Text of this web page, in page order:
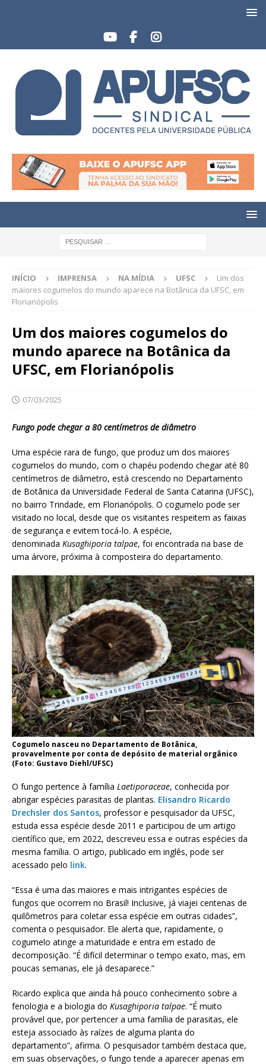
INÍCIO IMPRENSA NA MÍDIA UFSC
Um dos
maiores cogumelos do mundo aparece na Botânica da UFSC, em
Florianópolis
Um dos maiores cogumelos do
mundo aparece na Botânica da
UFSC, em Florianópolis
07/03/2025
Fungo pode chegar a 80 centímetros de diâmetro
Uma espécie rara de fungo, que produz um dos maiores
cogumelos do mundo, com o chapéu podendo chegar até 80
centímetros de diâmetro, está crescendo no Departamento
de Botânica da Universidade Federal de Santa Catarina (UFSC),
no bairro Trindade, em Florianópolis. O cogumelo pode ser
visitado no local, desde que os visitantes respeitem as faixas
de segurança e evitem tocá-lo. A espécie,
denominada Kusaghiporia talpae, foi encontrada na base de
uma árvore, próxima à composteira do departamento.
Cogumelo nasceu no Departamento de Botânica,
provavelmente por conta de depósito de material orgânico
(Foto: Gustavo Diehl/UFSC)
O fungo pertence à família Laetiporaceae, conhecida por
abrigar espécies parasitas de plantas. Elisandro Ricardo
Drechsler dos Santos, professor e pesquisador da UFSC,
estuda essa espécie desde 2011 e participou de um artigo
científico que, em 2022, descreveu essa e outras espécies da
mesma família. O artigo, publicado em inglês, pode ser
acessado pelo link.
“Essa é uma das maiores e mais intrigantes espécies de
fungos que ocorrem no Brasil! Inclusive, já viajei centenas de
quilômetros para coletar essa espécie em outras cidades”,
comenta o pesquisador. Ele alerta que, rapidamente, o
cogumelo atinge a maturidade e entra em estado de
decomposição. “É difícil determinar o tempo exato, mas, em
poucas semanas, ele já desaparece.”
Ricardo explica que ainda há pouco conhecimento sobre a
fenologia e a biologia do Kusaghiporia talpae. “É muito
provável que, por pertencer a uma família de parasitas, ele
esteja associado às raízes de alguma planta do
departamento”, afirma. O pesquisador também destaca que,
em suas observações, o fungo tende a aparecer apenas em